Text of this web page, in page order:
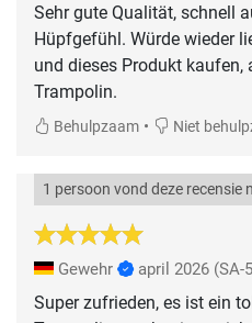
Sehr gute Qualität, schnell
Hüpfgefühl. Würde wieder
und dieses Produkt kaufen,
Trampolin.
Behulpzaam • Niet
1 persoon vond deze recensie
Gewehr april 2026 (SA-
Super zufrieden, es ist ein